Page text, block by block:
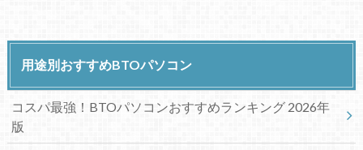
用途別おすすめBTOパソコン
コスパ最強！BTOパソコンおすすめランキング 2026年
版